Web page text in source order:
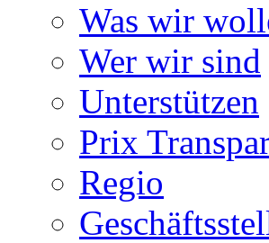
Was wir
Wer wir sind
Unterstützen
Prix
Regio